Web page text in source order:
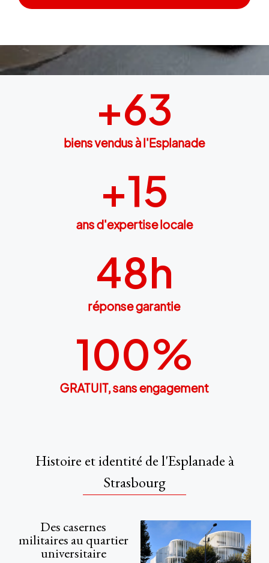
biens vendus à l'Esplanade
+63
ans d'expertise locale
+15
réponse garantie
48h
GRATUIT, sans engagement
100%
Histoire et identité de l'Esplanade à
Strasbourg
Des casernes
militaires au quartier
universitaire